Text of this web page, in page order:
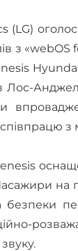
(LG)
з
Лос-
на